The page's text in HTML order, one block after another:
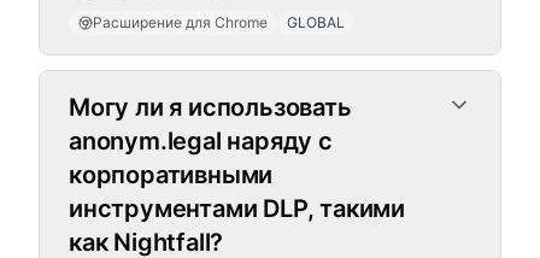
Расширение для Chrome GLOBAL
Могу ли я использовать
anonym.legal наряду с
корпоративными
инструментами DLP, такими
как Nightfall?